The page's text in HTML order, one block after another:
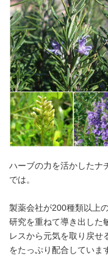
ハーブの力を活かしたナ
では。
製薬会社が200種類以上
研究を重ねて導き出した
レスから元気を取り戻せ
をたっぷり配合していま